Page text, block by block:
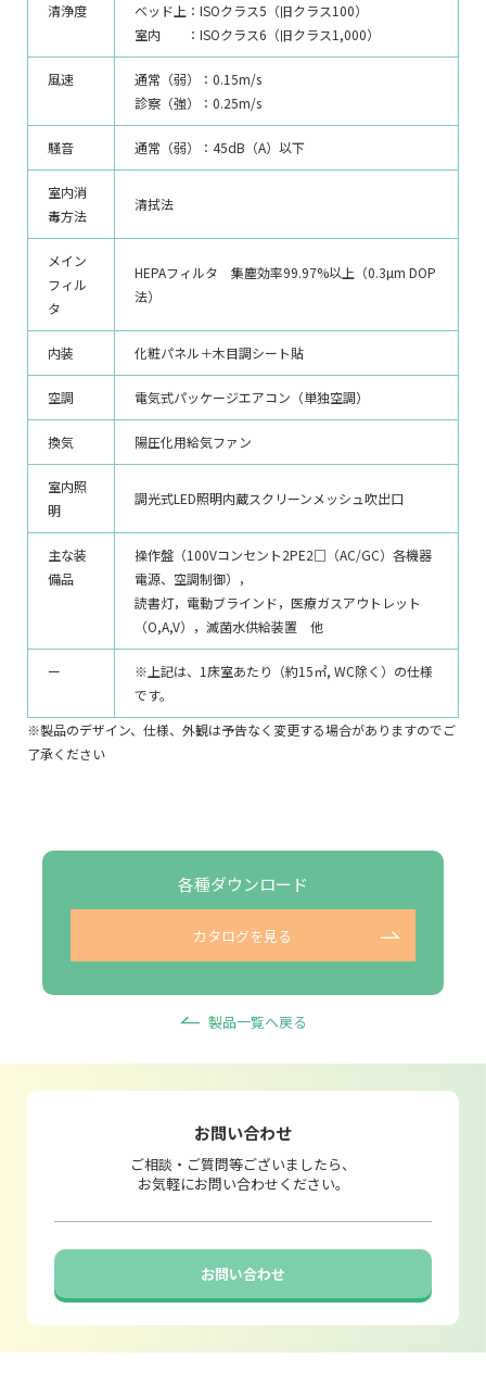
清浄度
ベッド上：ISOクラス5（旧クラス100）
室内 ：ISOクラス6（旧クラス1,000）
風速
通常（弱）：0.15m/s
診察（強）：0.25m/s
騒音 通常（弱）：45dB（A）以下
室内消
毒方法
清拭法
メイン
フィル
タ
HEPAフィルタ 集塵効率99.97%以上（0.3µm DOP
法）
内装 化粧パネル＋木目調シート貼
空調 電気式パッケージエアコン（単独空調）
換気 陽圧化用給気ファン
室内照
明
調光式LED照明内蔵スクリーンメッシュ吹出口
主な装
備品
操作盤（100Vコンセント2PE2□（AC/GC）各機器
電源、空調制御），
読書灯，電動ブラインド，医療ガスアウトレット
（O,A,V），滅菌水供給装置 他
ー
※上記は、1床室あたり（約15㎡, WC除く）の仕様
です。
※製品のデザイン、仕様、外観は予告なく変更する場合がありますのでご
了承ください
各種ダウンロード
カタログを見る
製品一覧へ戻る
お問い合わせ
ご相談・ご質問等ございましたら、
お気軽にお問い合わせください。
お問い合わせ